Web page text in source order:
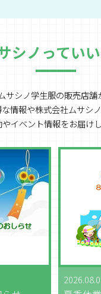
シノっていい
ムサシノ学生服の販売店舗
な情報や株式会社ムサシ
イベント情報をお届けし